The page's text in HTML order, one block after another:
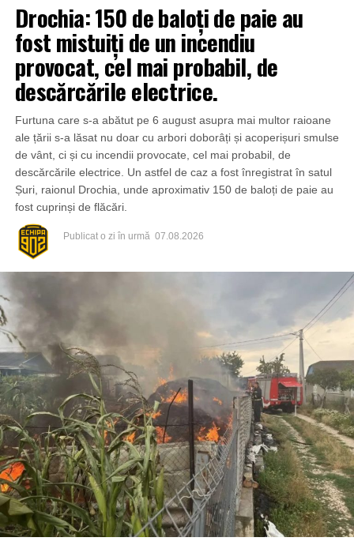
Drochia: 150 de baloți de paie au
fost mistuiți de un incendiu
provocat, cel mai probabil, de
descărcările electrice.
Furtuna care s-a abătut pe 6 august asupra mai multor raioane
ale țării s-a lăsat nu doar cu arbori doborâți și acoperișuri smulse
de vânt, ci și cu incendii provocate, cel mai probabil, de
descărcările electrice. Un astfel de caz a fost înregistrat în satul
Șuri, raionul Drochia, unde aproximativ 150 de baloți de paie au
fost cuprinși de flăcări.
Publicat o zi în urmă 07.08.2026